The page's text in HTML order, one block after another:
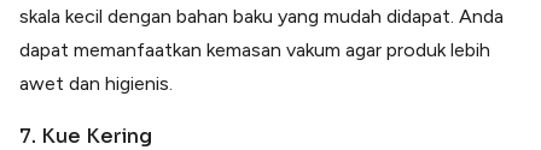
skala kecil dengan bahan baku yang mudah didapat. Anda
dapat memanfaatkan kemasan vakum agar produk lebih
awet dan higienis.
7. Kue Kering